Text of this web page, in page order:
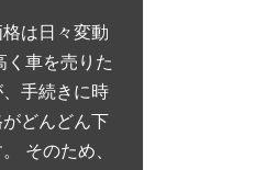
は日々変動
く車を売りた
手続きに時
どんどん下
そのため、